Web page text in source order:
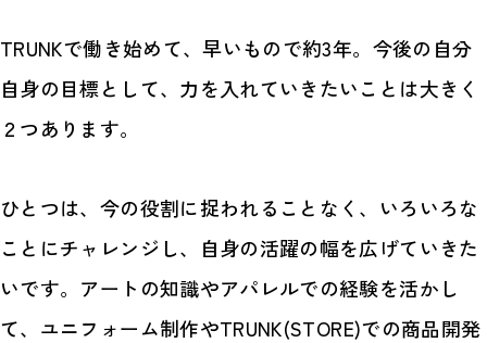
TRUNKで働き始めて、早いもので約3年。今後の自分
自身の目標として、力を入れていきたいことは大きく
２つあります。
ひとつは、今の役割に捉われることなく、いろいろな
ことにチャレンジし、自身の活躍の幅を広げていきた
いです。アートの知識やアパレルでの経験を活かし
て、ユニフォーム制作やTRUNK(STORE)での商品開発